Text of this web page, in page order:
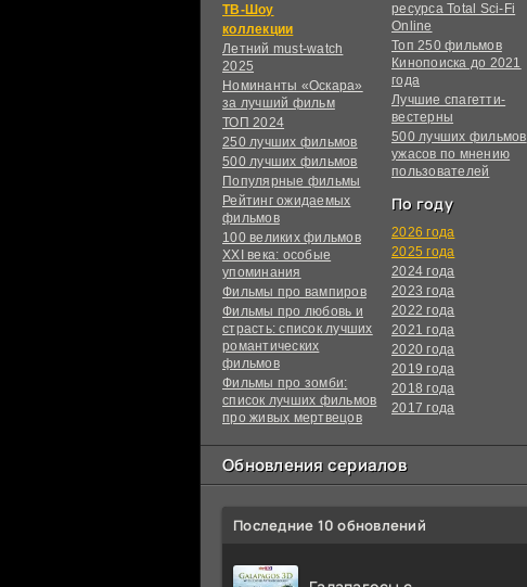
ТВ-Шоу
коллекции
Летний must-watch
2025
Номинанты «Оскара»
за лучший фильм
ТОП 2024
250 лучших фильмов
500 лучших фильмов
Популярные фильмы
Рейтинг ожидаемых
фильмов
100 великих фильмов
XXI века: особые
упоминания
Фильмы про вампиров
Фильмы про любовь и
страсть: список лучших
романтических
фильмов
Фильмы про зомби:
список лучших фильмов
про живых мертвецов
ресурса Total Sci-Fi
Online
Топ 250 фильмов
Кинопоиска до 2021
года
Лучшие спагетти-
вестерны
500 лучших фильмов
ужасов по мнению
пользователей
По году
2026 года
2025 года
2024 года
2023 года
2022 года
2021 года
2020 года
2019 года
2018 года
2017 года
Обновления сериалов
Последние 10 обновлений